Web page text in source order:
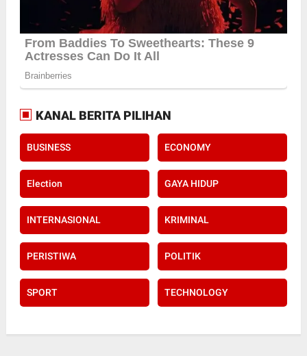
KANAL BERITA PILIHAN
BUSINESS ECONOMY
Election GAYA HIDUP
INTERNASIONAL KRIMINAL
PERISTIWA POLITIK
SPORT TECHNOLOGY